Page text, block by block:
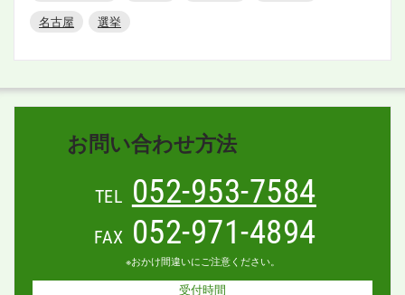
名古屋
選挙
お問い合わせ方法
TEL 052-953-7584
FAX 052-971-4894
※おかけ間違いにご注意ください。
受付時間